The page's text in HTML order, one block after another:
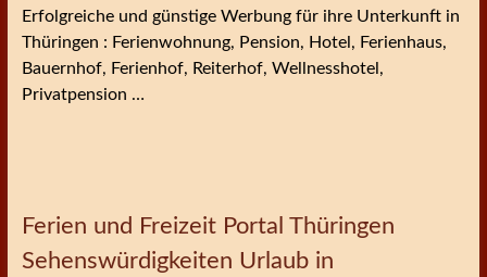
Erfolgreiche und günstige Werbung für ihre Unterkunft in
Thüringen : Ferienwohnung, Pension, Hotel, Ferienhaus,
Bauernhof, Ferienhof, Reiterhof, Wellnesshotel,
Privatpension …
Ferien und Freizeit Portal Thüringen
Sehenswürdigkeiten Urlaub in